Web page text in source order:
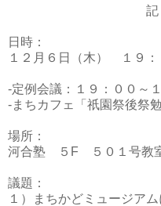
記
日時：
１２月６日（木） １９：
-定例会議：１９：００～
-まちカフェ「祇園祭後祭
場所：
河合塾 ５F ５０１号教
議題：
１）まちかどミュージア